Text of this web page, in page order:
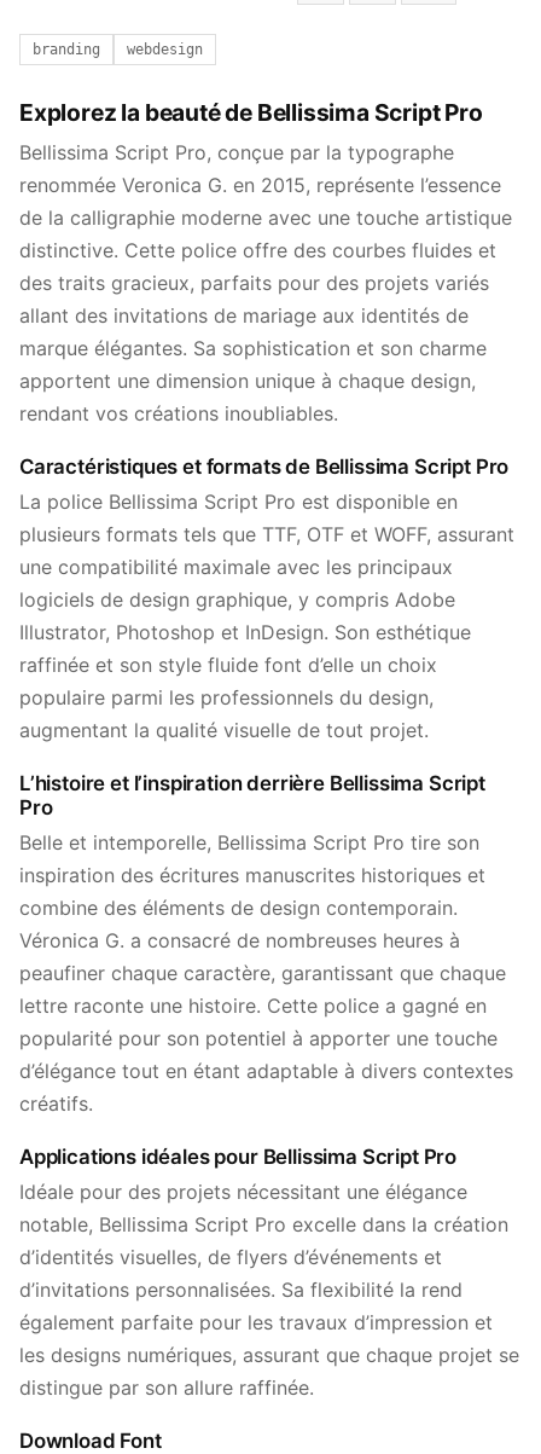
branding webdesign
Explorez la beauté de Bellissima Script Pro
Bellissima Script Pro, conçue par la typographe
renommée Veronica G. en 2015, représente l’essence
de la calligraphie moderne avec une touche artistique
distinctive. Cette police offre des courbes fluides et
des traits gracieux, parfaits pour des projets variés
allant des invitations de mariage aux identités de
marque élégantes. Sa sophistication et son charme
apportent une dimension unique à chaque design,
rendant vos créations inoubliables.
Caractéristiques et formats de Bellissima Script Pro
La police Bellissima Script Pro est disponible en
plusieurs formats tels que TTF, OTF et WOFF, assurant
une compatibilité maximale avec les principaux
logiciels de design graphique, y compris Adobe
Illustrator, Photoshop et InDesign. Son esthétique
raffinée et son style fluide font d’elle un choix
populaire parmi les professionnels du design,
augmentant la qualité visuelle de tout projet.
L’histoire et l’inspiration derrière Bellissima Script
Pro
Belle et intemporelle, Bellissima Script Pro tire son
inspiration des écritures manuscrites historiques et
combine des éléments de design contemporain.
Véronica G. a consacré de nombreuses heures à
peaufiner chaque caractère, garantissant que chaque
lettre raconte une histoire. Cette police a gagné en
popularité pour son potentiel à apporter une touche
d’élégance tout en étant adaptable à divers contextes
créatifs.
Applications idéales pour Bellissima Script Pro
Idéale pour des projets nécessitant une élégance
notable, Bellissima Script Pro excelle dans la création
d’identités visuelles, de flyers d’événements et
d’invitations personnalisées. Sa flexibilité la rend
également parfaite pour les travaux d’impression et
les designs numériques, assurant que chaque projet se
distingue par son allure raffinée.
Download Font